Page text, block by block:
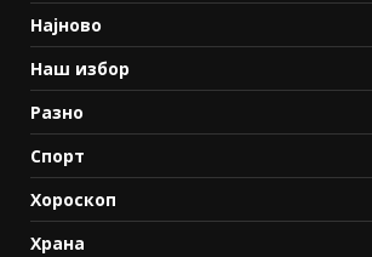
Најново
Наш избор
Разно
Спорт
Хороскоп
Храна